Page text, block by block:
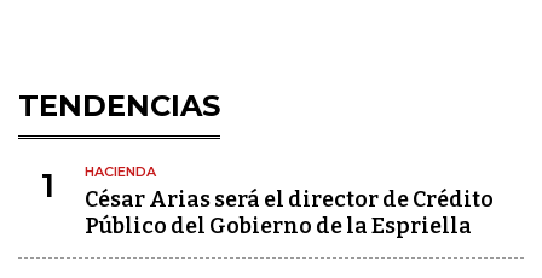
TENDENCIAS
1 HACIENDA
César Arias será el director de Crédito
Público del Gobierno de la Espriella